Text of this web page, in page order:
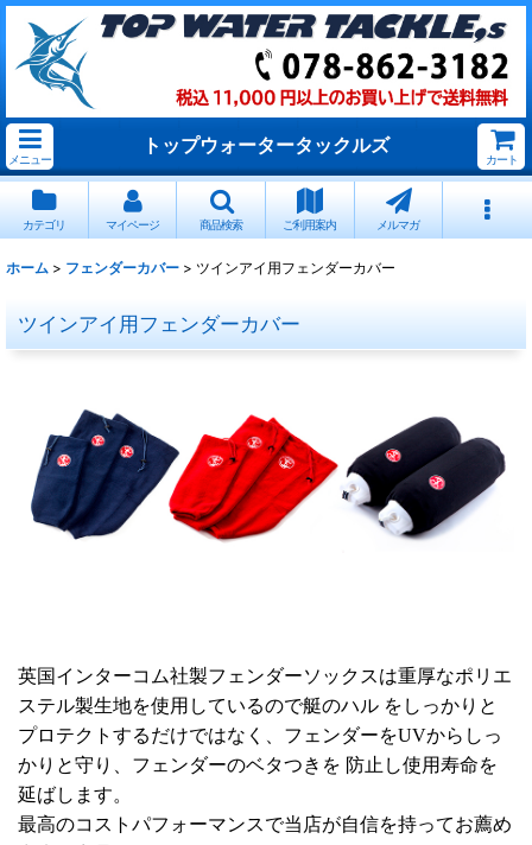
メニュー
トップウォータータックルズ
カート
カテゴリ マイページ 商品検索 ご利用案内 メルマガ
ホーム > フェンダーカバー > ツインアイ用フェンダーカバー
ツインアイ用フェンダーカバー
英国インターコム社製フェンダーソックスは重厚なポリエ
ステル製生地を使用しているので艇のハル をしっかりと
プロテクトするだけではなく、フェンダーをUVからしっ
かりと守り、フェンダーのベタつきを 防止し使用寿命を
延ばします。
最高のコストパフォーマンスで当店が自信を持ってお薦め